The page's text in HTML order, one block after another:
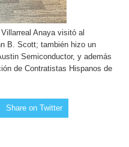
Anaya visitó al
B. Scott; también hizo un
Semiconductor, y además
de Contratistas Hispanos de
Share on Twitter